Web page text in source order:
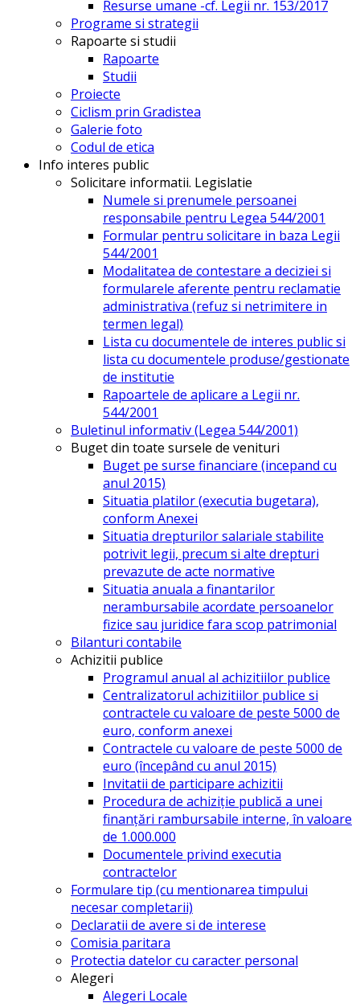
Resurse umane -cf. Legii nr. 153/2017
Programe si strategii
Rapoarte si studii
Rapoarte
Studii
Proiecte
Ciclism prin Gradistea
Galerie foto
Codul de etica
Info interes public
Solicitare informatii. Legislatie
Numele si prenumele persoanei
responsabile pentru Legea 544/2001
Formular pentru solicitare in baza Legii
544/2001
Modalitatea de contestare a deciziei si
formularele aferente pentru reclamatie
administrativa (refuz si netrimitere in
termen legal)
Lista cu documentele de interes public si
lista cu documentele produse/gestionate
de institutie
Rapoartele de aplicare a Legii nr.
544/2001
Buletinul informativ (Legea 544/2001)
Buget din toate sursele de venituri
Buget pe surse financiare (incepand cu
anul 2015)
Situatia platilor (executia bugetara),
conform Anexei
Situatia drepturilor salariale stabilite
potrivit legii, precum si alte drepturi
prevazute de acte normative
Situatia anuala a finantarilor
nerambursabile acordate persoanelor
fizice sau juridice fara scop patrimonial
Bilanturi contabile
Achizitii publice
Programul anual al achizitiilor publice
Centralizatorul achizitiilor publice si
contractele cu valoare de peste 5000 de
euro, conform anexei
Contractele cu valoare de peste 5000 de
euro (începând cu anul 2015)
Invitatii de participare achizitii
Procedura de achiziție publică a unei
finanțări rambursabile interne, în valoare
de 1.000.000
Documentele privind executia
contractelor
Formulare tip (cu mentionarea timpului
necesar completarii)
Declaratii de avere si de interese
Comisia paritara
Protectia datelor cu caracter personal
Alegeri
Alegeri Locale